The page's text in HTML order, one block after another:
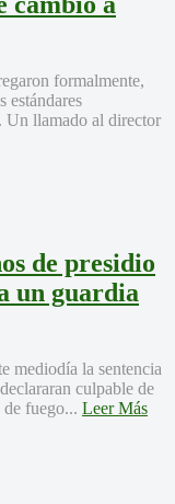
formalmente,
estándares
Un llamado al director
de presidio
un guardia
mediodía la sentencia
culpable de
fuego... Leer Más